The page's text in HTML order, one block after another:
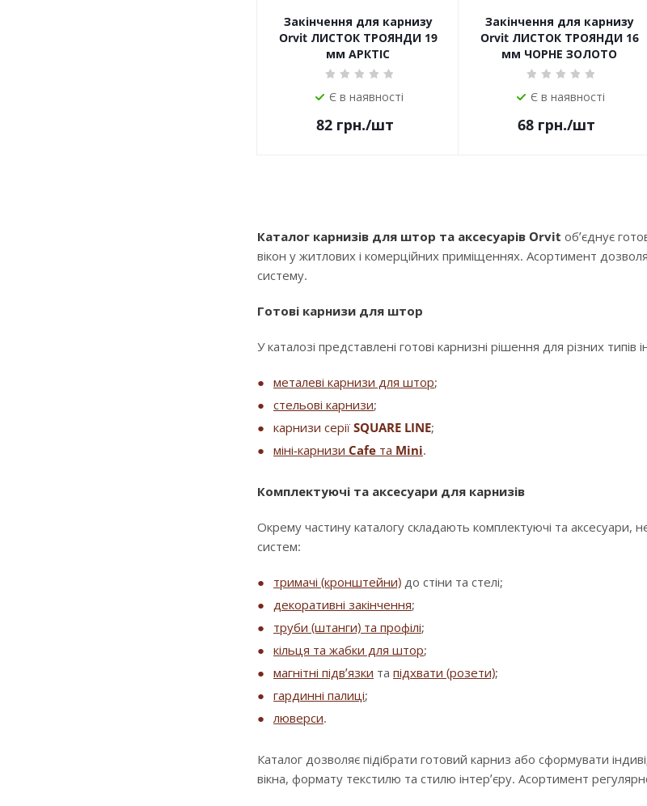
Закінчення для карнизу
Orvit ЛИСТОК ТРОЯНДИ 19
мм АРКТІС
Є в наявності
82 грн./шт
Закінчення для карнизу
Orvit ЛИСТОК ТРОЯНДИ 16
мм ЧОРНЕ ЗОЛОТО
Є в наявності
68 грн./шт
Каталог карнизів для штор та аксесуарів Orvit об’єднує
вікон у житлових і комерційних приміщеннях. Асортимент
систему.
Готові карнизи для штор
У каталозі представлені готові карнизні рішення для різних типів
металеві карнизи для штор;
стельові карнизи;
карнизи серії SQUARE LINE;
міні-карнизи Cafe та Mini.
Комплектуючі та аксесуари для карнизів
Окрему частину каталогу складають комплектуючі та аксесуари,
систем:
тримачі (кронштейни) до стіни та стелі;
декоративні закінчення;
труби (штанги) та профілі;
кільця та жабки для штор;
магнітні підв’язки та підхвати (розети);
гардинні палиці;
люверси.
Каталог дозволяє підібрати готовий карниз або сформувати
вікна, формату текстилю та стилю інтер’єру. Асортимент